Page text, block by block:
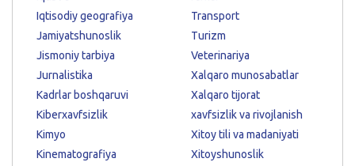
Iqtisodiy geografiya
Jamiyatshunoslik
Jismoniy tarbiya
Jurnalistika
Kadrlar boshqaruvi
Kiberxavfsizlik
Kimyo
Kinematografiya
Transport
Turizm
Veterinariya
Xalqaro munosabatlar
Xalqaro tijorat
xavfsizlik va rivojlanish
Xitoy tili va madaniyati
Xitoyshunoslik